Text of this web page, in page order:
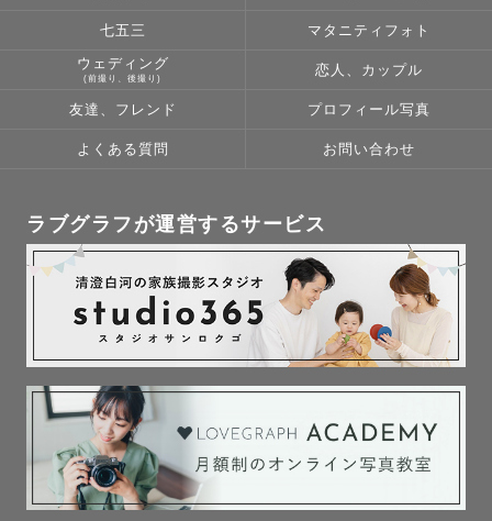
七五三 マタニティフォト
ウェディング
(前撮り、後撮り)
恋人、カップル
友達、フレンド プロフィール写真
よくある質問 お問い合わせ
ラブグラフが運営するサービス